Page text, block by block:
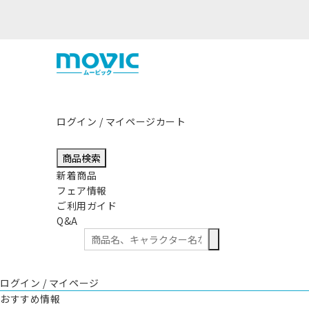
ログイン / マイページカート
商品検索
新着商品
フェア情報
ご利用ガイド
Q&A
ログイン / マイページ
おすすめ情報